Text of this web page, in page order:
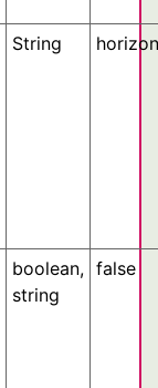
String
boolean,
string
false